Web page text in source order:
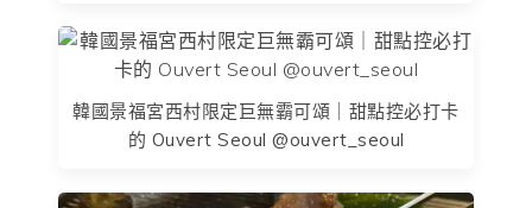
韓國景福宮西村限定巨無霸可頌｜甜點控必打卡
的 Ouvert Seoul @ouvert_seoul